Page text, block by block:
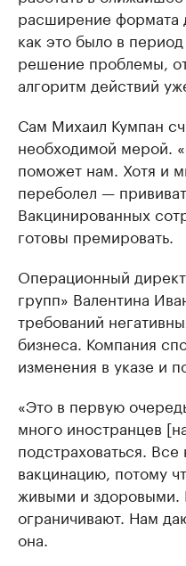
расширение формата
как это было в
решение проблемы,
алгоритм действий
Сам Михаил Кумпан
необходимой мерой.
поможет нам. Хотя и
переболел —
Вакцинированных
готовы премировать.
Операционный
групп» Валентина
требований
бизнеса. Компания
изменения в указе и
«Это в первую
много иностранцев
подстраховаться.
вакцинацию, потому
живыми и здоровыми.
ограничивают. Нам
она.